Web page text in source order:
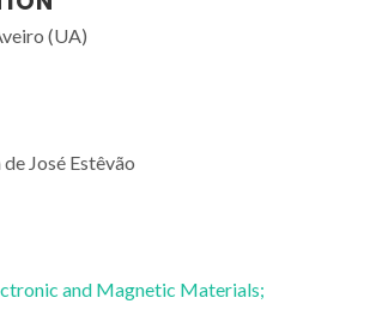
(UA)
José Estêvão
and Magnetic Materials;